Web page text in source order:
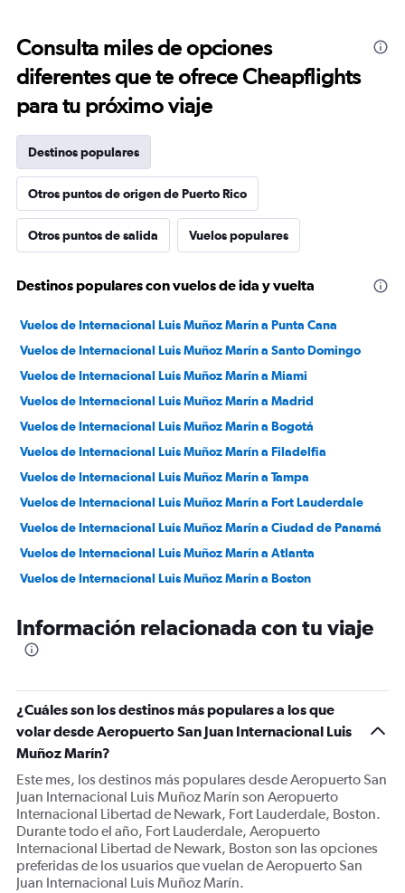
Consulta miles de opciones
diferentes que te ofrece Cheapflights
para tu próximo viaje
Destinos populares
Otros puntos de origen de Puerto Rico
Otros puntos de salida Vuelos populares
Destinos populares con vuelos de ida y vuelta
Vuelos de Internacional Luis Muñoz Marín a Punta Cana
Vuelos de Internacional Luis Muñoz Marín a Santo Domingo
Vuelos de Internacional Luis Muñoz Marín a Miami
Vuelos de Internacional Luis Muñoz Marín a Madrid
Vuelos de Internacional Luis Muñoz Marín a Bogotá
Vuelos de Internacional Luis Muñoz Marín a Filadelfia
Vuelos de Internacional Luis Muñoz Marín a Tampa
Vuelos de Internacional Luis Muñoz Marín a Fort Lauderdale
Vuelos de Internacional Luis Muñoz Marín a Ciudad de Panamá
Vuelos de Internacional Luis Muñoz Marín a Atlanta
Vuelos de Internacional Luis Muñoz Marín a Boston
Vuelos de Internacional Luis Muñoz Marín a Búfalo
Vuelos de Internacional Luis Muñoz Marín a Denver
Vuelos de Internacional Luis Muñoz Marín a Mineápolis
Información relacionada con tu viaje
¿Cuáles son los destinos más populares a los que
volar desde Aeropuerto San Juan Internacional Luis
Muñoz Marín?
Este mes, los destinos más populares desde Aeropuerto San
Juan Internacional Luis Muñoz Marín son Aeropuerto
Internacional Libertad de Newark, Fort Lauderdale, Boston.
Durante todo el año, Fort Lauderdale, Aeropuerto
Internacional Libertad de Newark, Boston son las opciones
preferidas de los usuarios que vuelan de Aeropuerto San
Juan Internacional Luis Muñoz Marín.